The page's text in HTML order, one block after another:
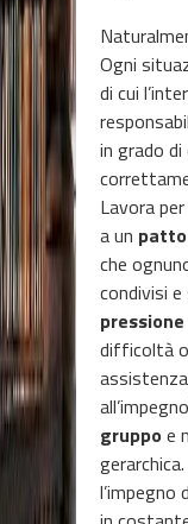
Ogni
di cui
in grado di
Lavora
a un
che
condivisi e
difficoltà
gruppo e